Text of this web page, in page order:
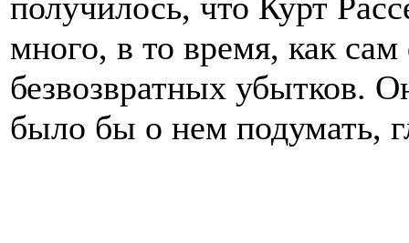
много, в то время, как
безвозвратных убытков.
было бы о нем подумать,